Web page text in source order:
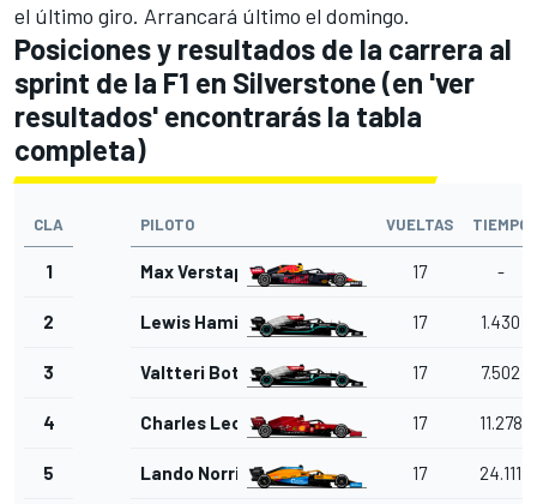
el último giro. Arrancará último el domingo.
Posiciones y resultados de la carrera al
sprint de la F1 en Silverstone (en 'ver
resultados' encontrarás la tabla
completa)
CLA PILOTO VUELTAS TIEMPO
1 Max Verstappen 17 -
2 Lewis Hamilton 17 1.430
3 Valtteri Bottas 17 7.502
4 Charles Leclerc 17 11.278
5 Lando Norris 17 24.111